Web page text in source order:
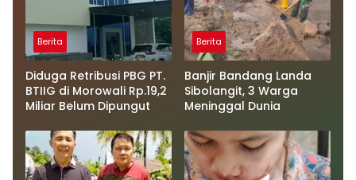
Berita
Diduga Retribusi PBG PT.
BTIIG di Morowali Rp.19,2
Miliar Belum Dipungut
Berita
Banjir Bandang Landa
Sibolangit, 3 Warga
Meninggal Dunia